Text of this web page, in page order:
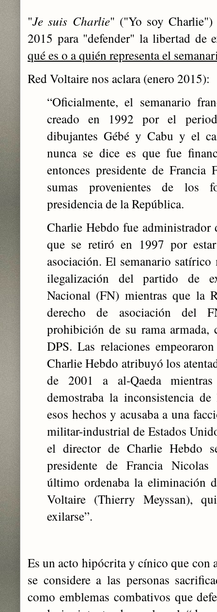
"Je suis Charlie" ("Yo soy Charlie")
2015 para "defender" la libertad de
qué es o a quién representa el
Red Voltaire nos aclara (enero 2015):
“Oficialmente, el semanario
creado en 1992 por el
dibujantes Gébé y Cabu y el
nunca se dice es que fue
entonces presidente de Francia
sumas provenientes de los
presidencia de la República.
Charlie Hebdo fue administrador
que se retiró en 1997 por
asociación. El semanario
ilegalización del partido de
Nacional (FN) mientras que la
derecho de asociación del
prohibición de su rama armada,
DPS. Las relaciones
Charlie Hebdo atribuyó los
de 2001 a al-Qaeda
demostraba la inconsistencia
esos hechos y acusaba a una
militar-industrial de Estados
el director de Charlie Hebdo
presidente de Francia Nicolas
último ordenaba la eliminación
Voltaire (Thierry Meyssan),
exilarse”.
Es un acto hipócrita y cínico que con
se considere a las personas
como emblemas combativos que